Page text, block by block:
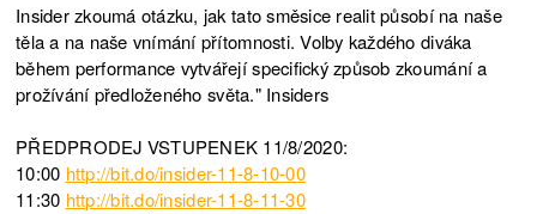
Insider zkoumá otázku, jak tato směsice realit působí na naše
těla a na naše vnímání přítomnosti. Volby každého diváka
během performance vytvářejí specifický způsob zkoumání a
prožívání předloženého světa." Insiders
PŘEDPRODEJ VSTUPENEK 11/8/2020:
10:00 http://bit.do/insider-11-8-10-00
11:30 http://bit.do/insider-11-8-11-30